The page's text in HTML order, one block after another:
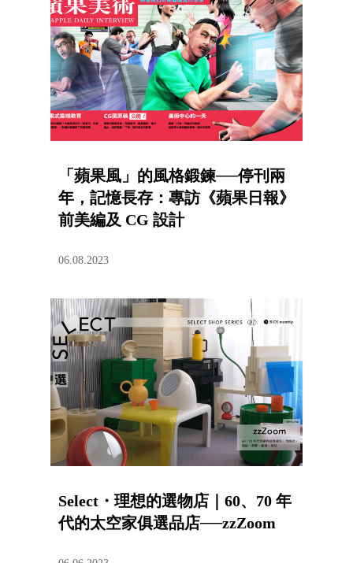
「蘋果風」的風格鍛鍊──停刊兩
年，記憶長存：專訪《蘋果日報》
前美編及 CG 設計
06.08.2023
Select・理想的選物店｜60、70 年
代的太空家俱選品店──zzZoom